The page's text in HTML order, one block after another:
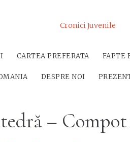
Cronici Juvenile
CARTEA PREFERATA FAPTE
DESPRE NOI
–